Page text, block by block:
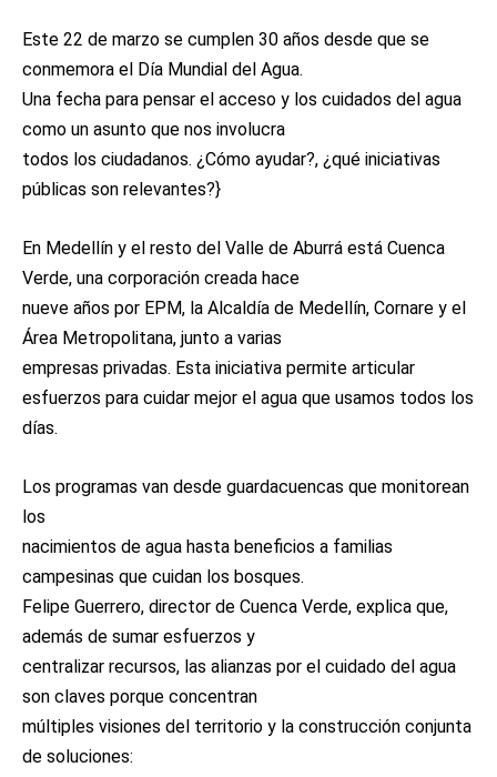
Este 22 de marzo se cumplen 30 años desde que se
conmemora el Día Mundial del Agua.
Una fecha para pensar el acceso y los cuidados del agua
como un asunto que nos involucra
todos los ciudadanos. ¿Cómo ayudar?, ¿qué iniciativas
públicas son relevantes?}
En Medellín y el resto del Valle de Aburrá está Cuenca
Verde, una corporación creada hace
nueve años por EPM, la Alcaldía de Medellín, Cornare y el
Área Metropolitana, junto a varias
empresas privadas. Esta iniciativa permite articular
esfuerzos para cuidar mejor el agua que usamos todos los
días.
Los programas van desde guardacuencas que monitorean
los
nacimientos de agua hasta beneficios a familias
campesinas que cuidan los bosques.
Felipe Guerrero, director de Cuenca Verde, explica que,
además de sumar esfuerzos y
centralizar recursos, las alianzas por el cuidado del agua
son claves porque concentran
múltiples visiones del territorio y la construcción conjunta
de soluciones: